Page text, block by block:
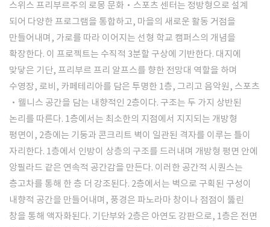
스위스 프리부르주의 로몽 문화·스포츠 센터는 정방형으로 설계
되어 다양한 프로그램을 통합하고, 마을의 새로운 활동 거점을
만들어내며, 가로를 따라 이어지는 선형 학교 캠퍼스의 개념을
확장한다. 이 프로젝트는 수직적 3분할 구상에 기반한다. 대지에
맞닿은 기단, 프리부르 프리 알프스를 향한 전망대 역할을 하며
수영장, 로비, 카페테리아를 담은 투명한 1층, 그리고 음악원, 스포츠
·웰니스 공간을 담는 내향적인 2층이다. 구조는 두 가지 상반된
논리를 따른다. 1층에서는 최소한의 지점에서 지지되는 개방형
평면이, 2층에는 기둥과 콘크리트 벽이 일관된 격자를 이루는 틀이
자리한다. 1층에서 인방이 상층의 구조를 드러내며 개방형 평면 안에
앙필라드 같은 연속적 공간감을 만든다. 이러한 공간적 시퀀스는
층고차를 통해 한 층 더 강조된다. 2층에서는 벽으로 구획된 구성이
내향적 공간을 만들어내며, 풍경은 파노라마 창이나 점점이 뚫린
창을 통해 액자화된다. 기단부와 2층은 아연도 강판으로, 1층은 전면